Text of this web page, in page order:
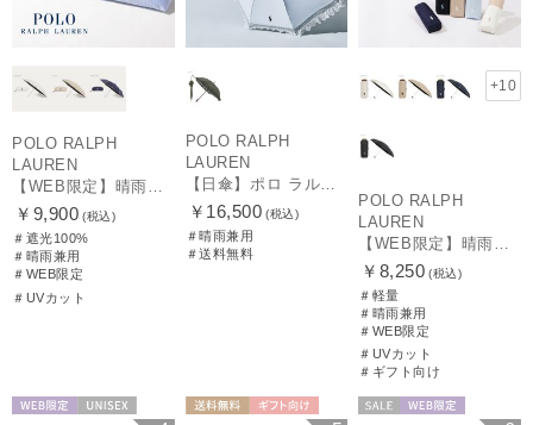
POLO RALPH
LAUREN
【WEB限定】晴雨兼用折りたたみ日傘 ポロ ラルフ ローレン（POLO RALPH LAUREN）ワンポイントベア 遮光100 UV100
￥9,900 (税込)
＃遮光100%
＃晴雨兼用
＃WEB限定
＃UVカット
POLO RALPH
LAUREN
￥16,500 (税込)
＃晴雨兼用
＃送料無料
+10
POLO RALPH
LAUREN
￥8,250 (税込)
＃軽量
＃晴雨兼用
＃WEB限定
＃UVカット
＃ギフト向け
ギフト向け